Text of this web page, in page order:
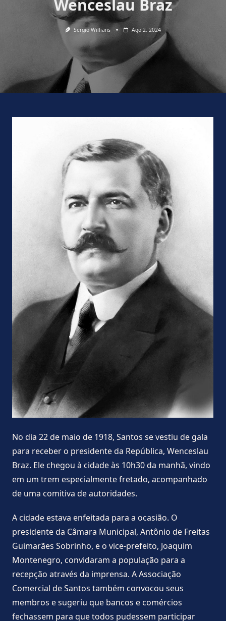
Wenceslau Braz
Sergio Willians Ago 2, 2024
No dia 22 de maio de 1918, Santos se vestiu de gala
para receber o presidente da República, Wenceslau
Braz. Ele chegou à cidade às 10h30 da manhã, vindo
em um trem especialmente fretado, acompanhado
de uma comitiva de autoridades.
A cidade estava enfeitada para a ocasião. O
presidente da Câmara Municipal, Antônio de Freitas
Guimarães Sobrinho, e o vice-prefeito, Joaquim
Montenegro, convidaram a população para a
recepção através da imprensa. A Associação
Comercial de Santos também convocou seus
membros e sugeriu que bancos e comércios
fechassem para que todos pudessem participar